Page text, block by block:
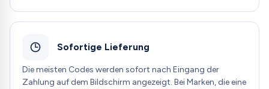
Sofortige Lieferung
Die meisten Codes werden sofort nach Eingang der
Zahlung auf dem Bildschirm angezeigt. Bei Marken, die eine